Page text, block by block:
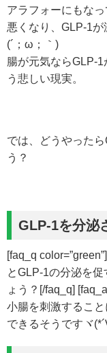
アラフォーにもな
悪くなり、GLP-1
(´；ω；｀)
腸が元気ならGLP-
う悲しい現実。
では、どうやった
う？
GLP-1を分泌
[faq_q
とGLP-1の分泌を
ょう？[/faq_q]
小腸を刺激するこ
できるそうですヾ